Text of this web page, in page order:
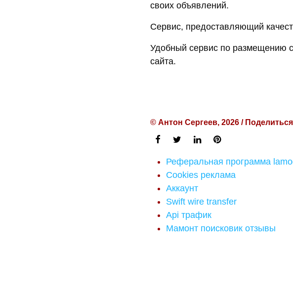
своих объявлений.
Сервис, предоставляющий
Удобный сервис по размещению
сайта.
© Антон Сергеев, 2026 / Поделиться
Реферальная программа
Cookies реклама
Аккаунт
Swift wire transfer
Api трафик
Мамонт поисковик отзывы